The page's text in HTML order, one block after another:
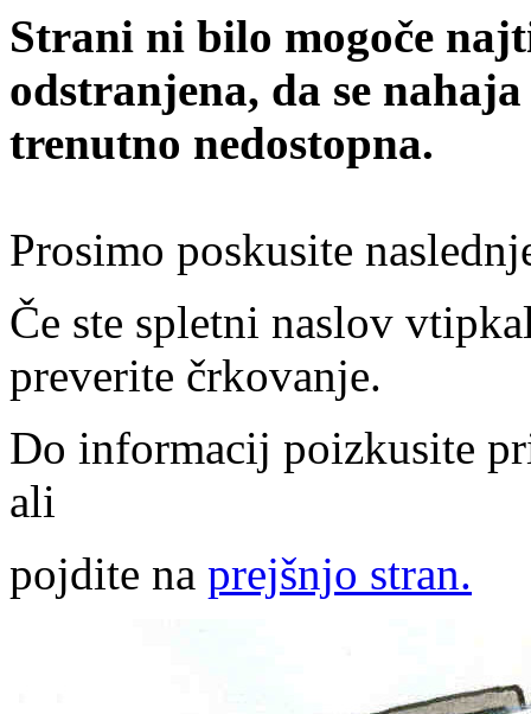
Strani ni bilo mogoče
odstranjena, da se
trenutno nedostopna.
Prosimo poskusite
Če ste spletni naslov
preverite črkovanje.
Do informacij poizkusite
ali
pojdite na prejšnjo stran.